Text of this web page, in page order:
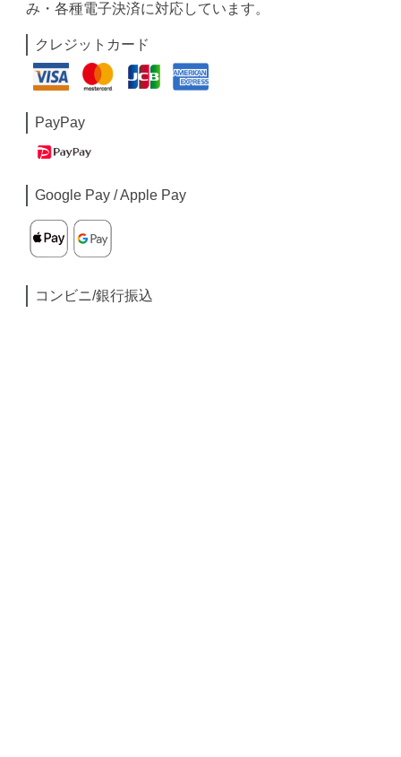
み・各種電子決済に対応しています。
クレジットカード
PayPay
Google Pay / Apple Pay
コンビニ/銀行振込